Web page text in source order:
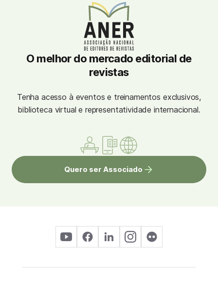
O melhor do mercado editorial de
revistas
Tenha acesso à eventos e treinamentos exclusivos,
biblioteca virtual e representatividade internacional.
Quero ser Associado